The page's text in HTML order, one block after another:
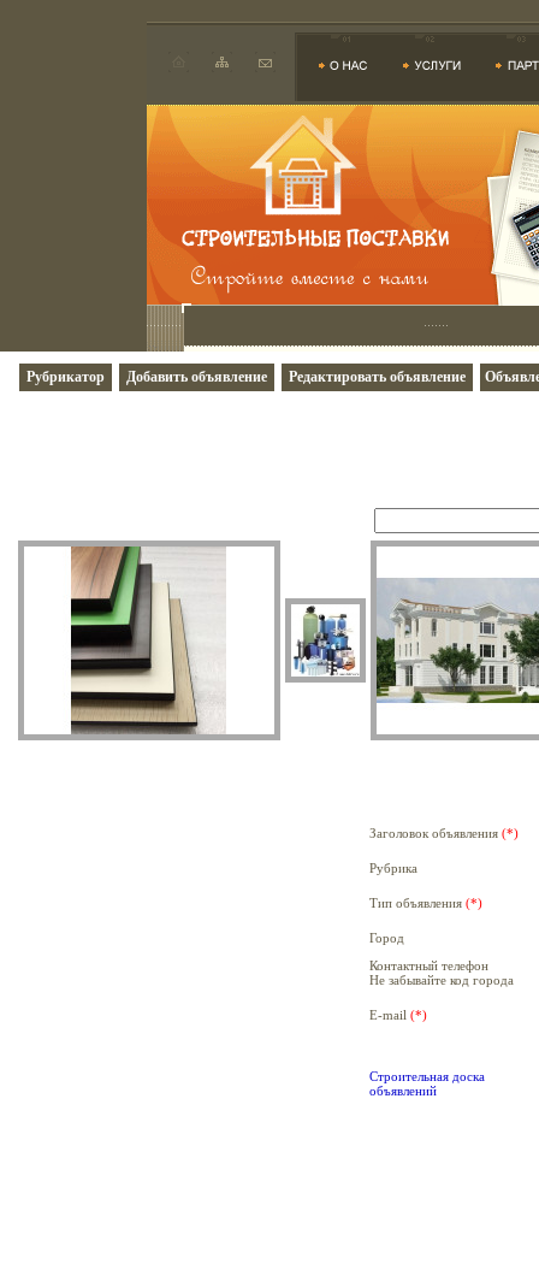
Рубрикатор Добавить объявление Редактировать объявление
Заголовок объявления (*)
Рубрика
Тип объявления (*)
Город
Контактный телефон
Не забывайте код города
E-mail (*)
Строительная доска
объявлений